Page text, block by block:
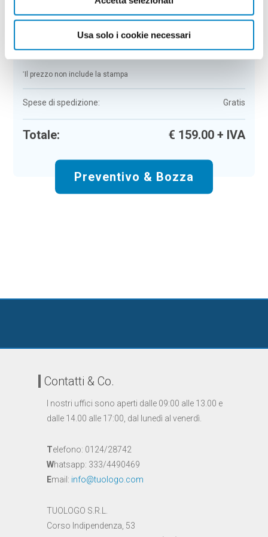
Usa solo i cookie necessari
Colore:neutro Quantità:50
Tempi di consegna:10 gg lavorativi
€159,00+ IVA
* Il prezzo non include la stampa
Spese di spedizione: Gratis
Totale: € 159.00+ IVA
Preventivo & Bozza
Contatti & Co.
I nostri uffici sono aperti dalle 09:00 alle 13.00 e
dalle 14.00 alle 17:00, dal lunedì al venerdì.
Telefono: 0124/28742
Whatsapp: 333/4490469
Email: info@tuologo.com
TUOLOGO S.R.L.
Corso Indipendenza, 53